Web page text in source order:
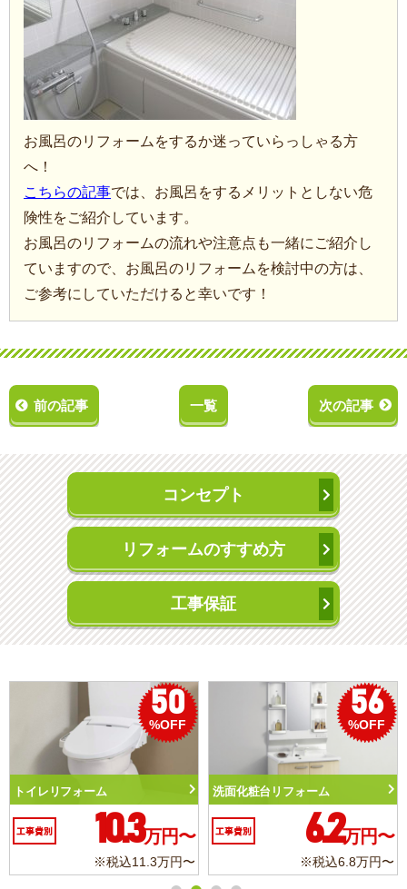
お風呂のリフォームをするか迷っていらっしゃる方
へ！
こちらの記事では、お風呂をするメリットとしない危
険性をご紹介しています。
お風呂のリフォームの流れや注意点も一緒にご紹介し
ていますので、お風呂のリフォームを検討中の方は、
ご参考にしていただけると幸いです！
前の記事 一覧 次の記事
コンセプト
リフォームのすすめ方
工事保証
50
%OFF
トイレリフォーム
工事費別 10.3万円〜
※税込11.3万円〜
56
%OFF
洗面化粧台リフォーム
工事費別 6.2万円〜
※税込6.8万円〜